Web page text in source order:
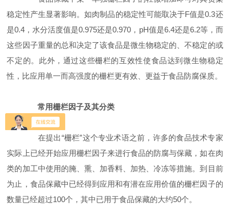
稳定性产生显著影响。如肉制品的稳定性可能取决于F值是0.3还
是0.4，水分活度值是0.975还是0.970，pH值是6.4还是6.2等，而
这些因子重量的总和决定了该食品是微生物稳定的、不稳定的或
不定的。此外，通过这些栅栏的互效性使食品达到微生物稳定
性，比应用单一而高强度的栅栏更有效、更益于食品防腐保质。
常用栅栏因子及其分类
在提出“栅栏”这个专业术语之前，许多的食品技术专家
实际上已经开始应用栅栏因子来进行食品的防腐与保藏，如在肉
类的加工中使用的腌、熏、加香料、加热、冷冻等措施。到目前
为止，食品保藏中已经得到应用和有潜在应用价值的栅栏因子的
数量已经超过100个，其中已用于食品保藏的大约50个。